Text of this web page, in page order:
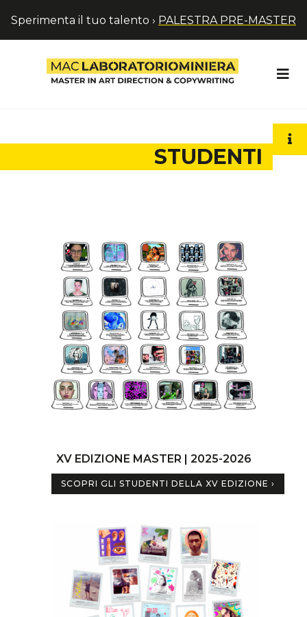
Sperimenta il tuo talento › PALESTRA PRE-MASTER
STUDENTI
XV EDIZIONE MASTER | 2025-2026
SCOPRI GLI STUDENTI DELLA XV EDIZIONE ›